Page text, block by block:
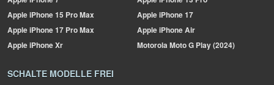
AppleiPhone 15 Pro Max AppleiPhone 17
AppleiPhone 17 Pro Max AppleiPhone Air
AppleiPhone Xr MotorolaMoto G Play (2024)
SCHALTE MODELLE FREI